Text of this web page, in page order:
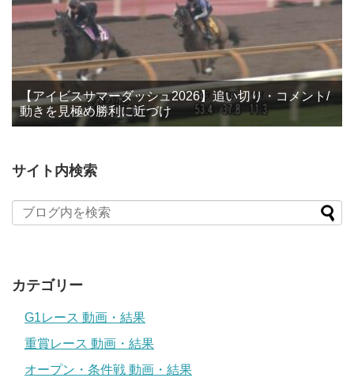
【アイビスサマーダッシュ2026】追い切り・コメント/
動きを見極め勝利に近づけ
サイト内検索
カテゴリー
G1レース 動画・結果
重賞レース 動画・結果
オープン・条件戦 動画・結果